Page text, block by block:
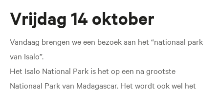
Vrijdag 14 oktober
Vandaag brengen we een bezoek aan het “nationaal park
van Isalo”.
Het Isalo National Park is het op een na grootste
Nationaal Park van Madagascar. Het wordt ook wel het